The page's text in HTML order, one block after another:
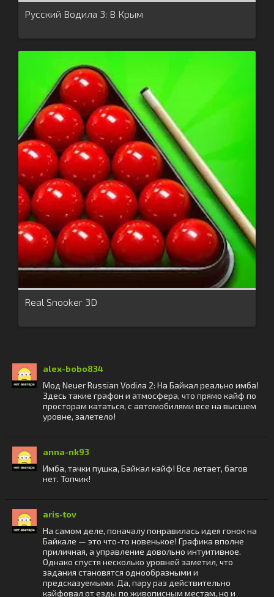
Русский Водила 3: В Крым
Real Snooker 3D
alex-bobo834
Мод Neuer Russian Vodiла 2: На Байкал реально имба!
Здесь такие графон и атмосфера, что прямо кайф по
просторам кататься, с автомобилями все на высшем
уровне, залетело!
anna-nk93
Имба, тачки пушка, Байкал кайф! Все летает, багов
нет. Топчик!
aris-tov
На самом деле, поначалу понравилась идея гонок на
Байкале — это что-то новенькое! Графика вполне
приличная, а управление довольно интуитивное.
Однако спустя несколько уровней заметил, что
задания становятся однообразными и
предсказуемыми. Да, пару раз действительно
кайфовал от езды по живописным местам, но и